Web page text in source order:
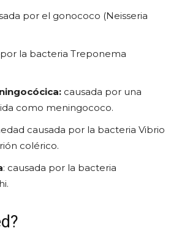
por el gonococo (Neisseria
por la bacteria Treponema
causada por una
como meningococo.
causada por la bacteria Vibrio
colérico.
: causada por la bacteria